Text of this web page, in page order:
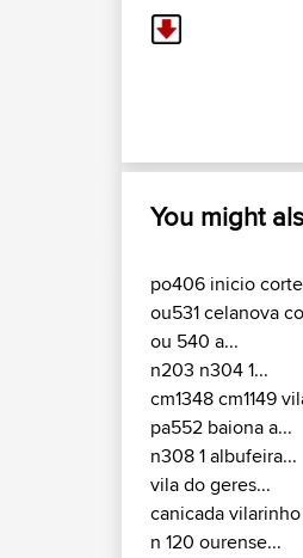
You might
po406 inicio
ou531 celanova
ou 540 a...
n203 n304 1...
cm1348 cm1149
pa552 baiona a...
n308 1 albufeira...
vila do geres...
canicada vilarinho
n 120 ourense...